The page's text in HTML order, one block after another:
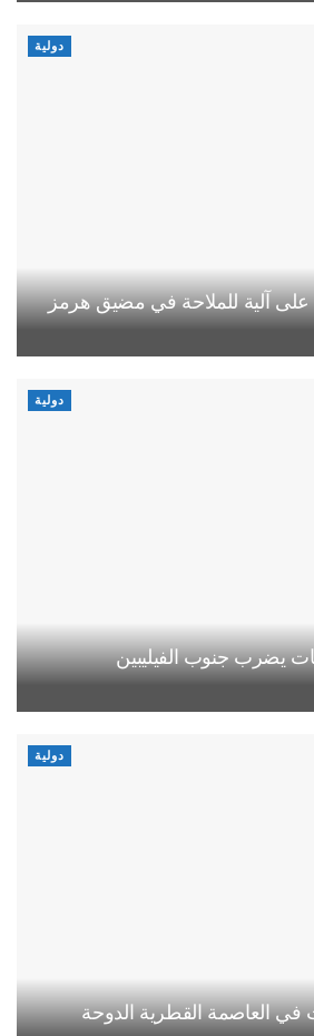
دولية
على آلية للملاحة في مضيق هرمز
دولية
دولية
العاصمة القطرية الدوحة